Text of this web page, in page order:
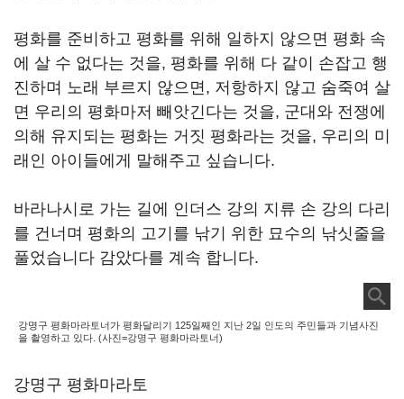
평화를 준비하고 평화를 위해 일하지 않으면 평화 속
에 살 수 없다는 것을, 평화를 위해 다 같이 손잡고 행
진하며 노래 부르지 않으면, 저항하지 않고 숨죽여 살
면 우리의 평화마저 빼앗긴다는 것을, 군대와 전쟁에
의해 유지되는 평화는 거짓 평화라는 것을, 우리의 미
래인 아이들에게 말해주고 싶습니다.
바라나시로 가는 길에 인더스 강의 지류 손 강의 다리
를 건너며 평화의 고기를 낚기 위한 묘수의 낚싯줄을
풀었습니다 감았다를 계속 합니다.
강명구 평화마라토너가 평화달리기 125일째인 지난 2일 인도의 주민들과 기념사진
을 촬영하고 있다. (사진=강명구 평화마라토너)
강명구 평화마라토